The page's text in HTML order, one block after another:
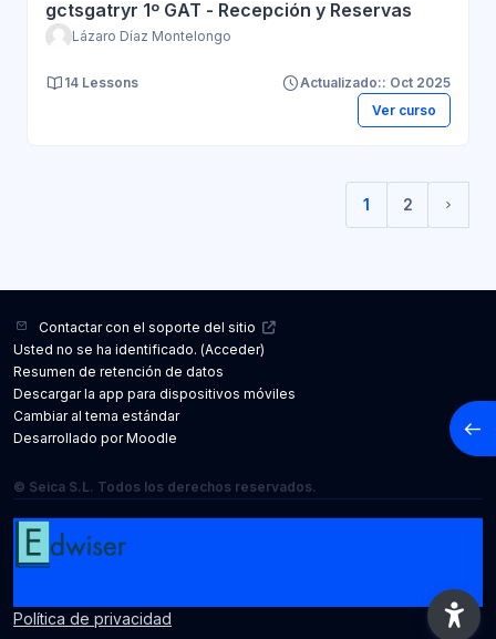
gctsgatryr 1º GAT - Recepción y Reservas
Lázaro Díaz Montelongo
14 Lessons
Actualizado:: Oct 2025
Ver curso
1
(current)
2
Contactar con el soporte del sitio
Usted no se ha identificado. (Acceder)
Resumen de retención de datos
Descargar la app para dispositivos móviles
Cambiar al tema estándar
Desarrollado porMoodle
© Seica S.L. Todos los derechos reservados.
Política de privacidad